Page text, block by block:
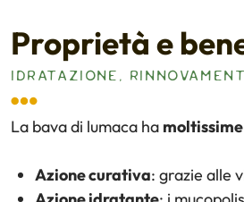
Proprietà e
IDRATAZIONE,
La bava di lumaca ha
Azione curativa: grazie alle